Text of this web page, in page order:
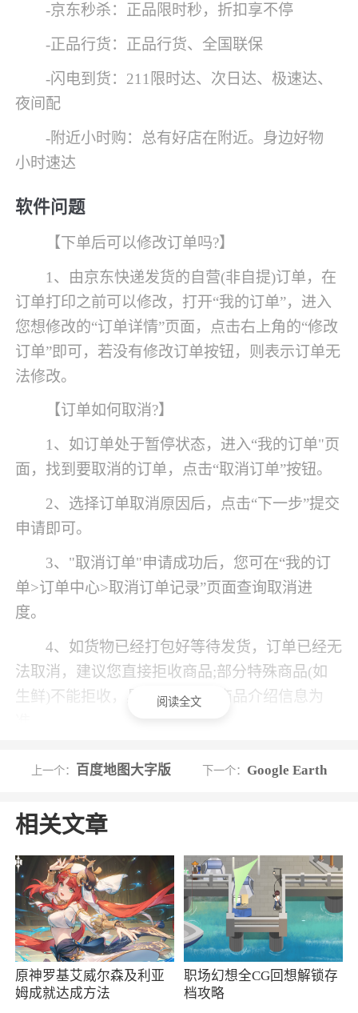
-京东秒杀：正品限时秒，折扣享不停
-正品行货：正品行货、全国联保
-闪电到货：211限时达、次日达、极速达、
夜间配
-附近小时购：总有好店在附近。身边好物
小时速达
软件问题
【下单后可以修改订单吗?】
1、由京东快递发货的自营(非自提)订单，在
订单打印之前可以修改，打开“我的订单”，进入
您想修改的“订单详情”页面，点击右上角的“修改
订单”即可，若没有修改订单按钮，则表示订单无
法修改。
【订单如何取消?】
1、如订单处于暂停状态，进入“我的订单"页
面，找到要取消的订单，点击“取消订单”按钮。
2、选择订单取消原因后，点击“下一步”提交
申请即可。
3、"取消订单"申请成功后，您可在“我的订
单>订单中心>取消订单记录”页面查询取消进
度。
4、如货物已经打包好等待发货，订单已经无
法取消，建议您直接拒收商品;部分特殊商品(如
生鲜)不能拒收，具体请以页面商品介绍信息为
面”取消“按钮，然后申请退款即可，如后期货物
【如何获取商品到货的时间?】
1、若商品页面中，显示“无货”时：商品具体
的到货时间是无法确定的，您可以通过商品页面
的“到货通知”功能获得商品到货提醒。
软件功能
1、随时随地跟踪物流信息订单，利用京东账
阅读全文
上一个： 百度地图大字版 下一个： Google Earth
相关文章
原神罗基艾威尔森及利亚
姆成就达成方法
职场幻想全CG回想解锁存
档攻略